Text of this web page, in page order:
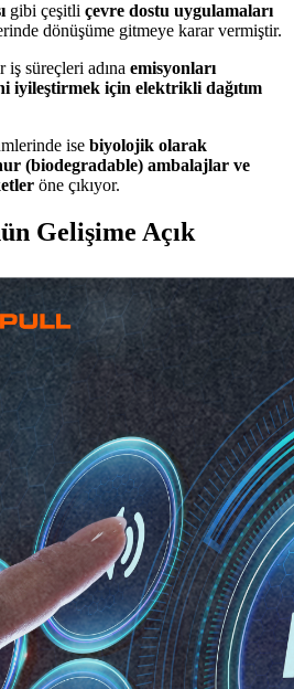
gibi çeşitli çevre dostu uygulamaları
dönüşüme gitmeye karar vermiştir.
süreçleri adına emisyonları
iyileştirmek için elektrikli dağıtım
ise biyolojik olarak
(biodegradable) ambalajlar ve
öne çıkıyor.
Gelişime Açık